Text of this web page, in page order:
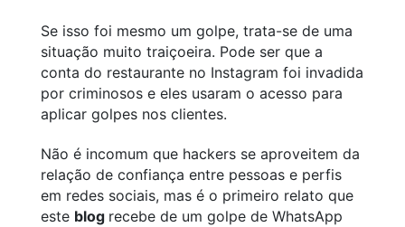
Se isso foi mesmo um golpe, trata-se de uma
situação muito traiçoeira. Pode ser que a
conta do restaurante no Instagram foi invadida
por criminosos e eles usaram o acesso para
aplicar golpes nos clientes.
Não é incomum que hackers se aproveitem da
relação de confiança entre pessoas e perfis
em redes sociais, mas é o primeiro relato que
este blog recebe de um golpe de WhatsApp